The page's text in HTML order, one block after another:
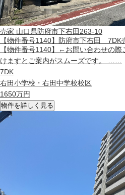
売家 山口県防府市下右田263-10
【物件番号1140】防府市下右田 7DK
【物件番号1140】←お問い合わせの
けますとご案内がスムーズです。 ……
7DK
右田小学校・右田中学校校区
1650万円
物件を詳しく見る